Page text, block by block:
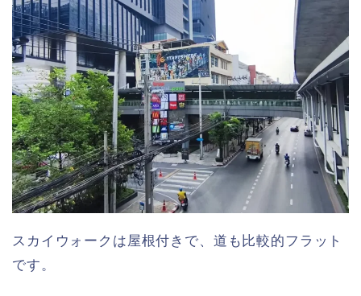
スカイウォークは屋根付きで、道も比較的フラット
です。